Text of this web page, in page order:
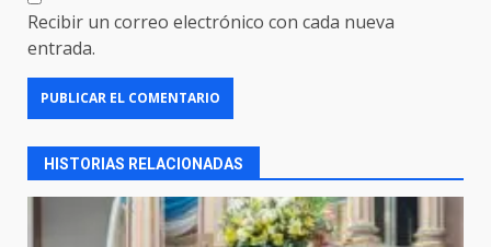
Recibir un correo electrónico con cada nueva
entrada.
HISTORIAS RELACIONADAS